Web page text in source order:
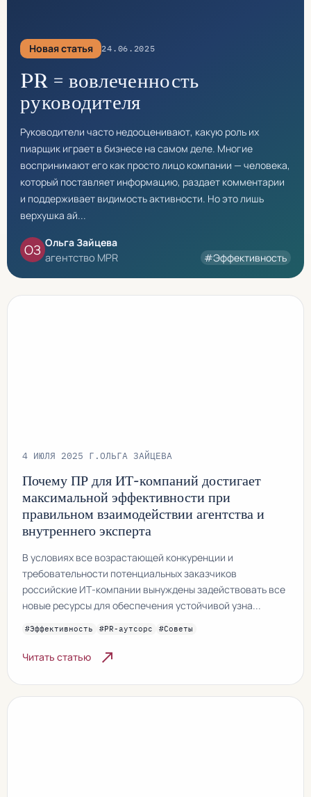
Новая статья 24.06.2025
PR = вовлеченность
руководителя
Руководители часто недооценивают, какую роль их
пиарщик играет в бизнесе на самом деле. Многие
воспринимают его как просто лицо компании — человека,
который поставляет информацию, раздает комментарии
и поддерживает видимость активности. Но это лишь
верхушка ай...
ОЗ Ольга Зайцева
агентство MPR #Эффективность
4 ИЮЛЯ 2025 Г.ОЛЬГА ЗАЙЦЕВА
Почему ПР для ИТ-компаний достигает
максимальной эффективности при
правильном взаимодействии агентства и
внутреннего эксперта
В условиях все возрастающей конкуренции и
требовательности потенциальных заказчиков
российские ИТ-компании вынуждены задействовать все
новые ресурсы для обеспечения устойчивой узна...
#Эффективность #PR-аутсорс #Советы
Читать статью north_east